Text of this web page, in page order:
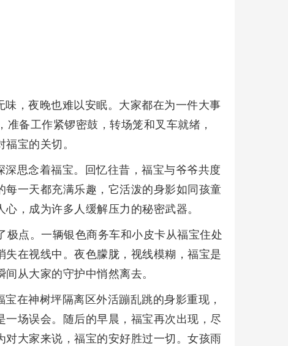
，夜晚也难以安眠。大家都在为一件大事
备工作紧锣密鼓，转场笼和叉车就绪，
宝的关切。
思念着福宝。回忆往昔，福宝与爷爷共度
一天都充满乐趣，它活泼的身影如同孩童
，成为许多人缓解压力的秘密武器。
点。一辆银色商务车和小皮卡从福宝住处
在视线中。夜色朦胧，视线模糊，福宝是
从大家的守护中悄然离去。
在神树坪隔离区外活蹦乱跳的身影重现，
场误会。随后的早晨，福宝再次出现，尽
大家来说，福宝的安好胜过一切。女孩雨